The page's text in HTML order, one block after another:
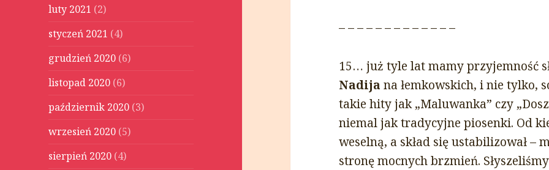
luty 2021 (2)
styczeń 2021 (4)
grudzień 2020 (6)
listopad 2020 (6)
październik 2020 (3)
wrzesień 2020 (5)
sierpień 2020 (4)
– – – – – – – – – – – – –
15… już tyle lat mamy przyjemność
Nadija na łemkowskich, i nie tylko,
takie hity jak „Maluwanka” czy
niemal jak tradycyjne piosenki. Od
weselną, a skład się ustabilizował –
stronę mocnych brzmień.